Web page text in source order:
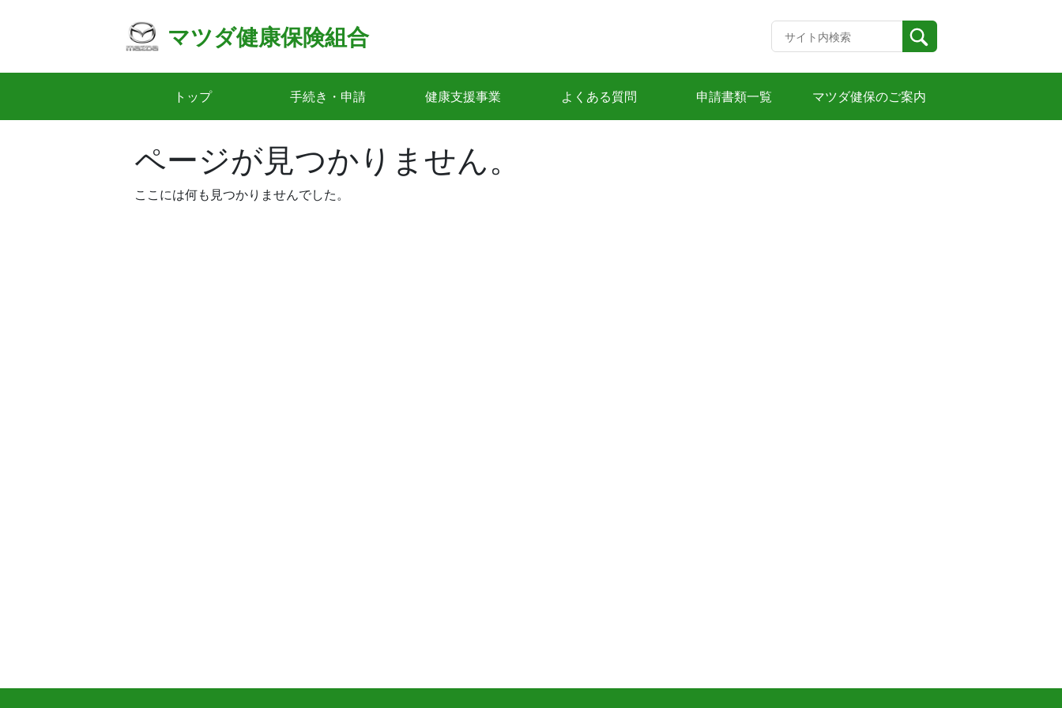
マツダ健康保険組合
トップ 手続き・申請 健康支援事業 よくある質問 申請書類一覧 マツダ健保のご案内
ページが見つかりません。
ここには何も見つかりませんでした。